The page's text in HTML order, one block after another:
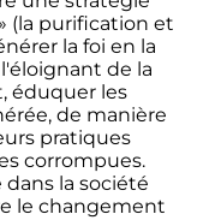
(la purification et
la foi en la
l'éloignant de la
éduquer les
de manière
pratiques
corrompues.
la société
le changement